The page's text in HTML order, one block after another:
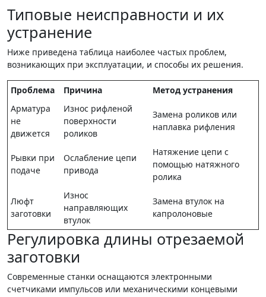
Типовые неисправности и их
устранение
Ниже приведена таблица наиболее частых проблем,
возникающих при эксплуатации, и способы их решения.
Проблема Причина
Метод устранения
Арматура
не
движется
Износ рифленой
поверхности
роликов
Замена роликов или
наплавка рифления
Рывки при
подаче
Ослабление цепи
привода
Натяжение цепи с
помощью натяжного
ролика
Люфт
заготовки
Износ
направляющих
втулок
Замена втулок на
капролоновые
Регулировка длины отрезаемой
заготовки
Современные станки оснащаются электронными
счетчиками импульсов или механическими концевыми